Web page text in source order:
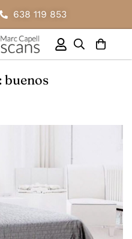
638 119 853
buenos